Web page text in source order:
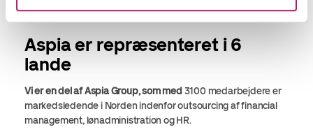
Aspia er repræsenteret i 6
lande
Vi er en del af Aspia Group, som med 3100 medarbejdere er
markedsledende i Norden indenforoutsourcing af financial
management, lønadministration og HR.